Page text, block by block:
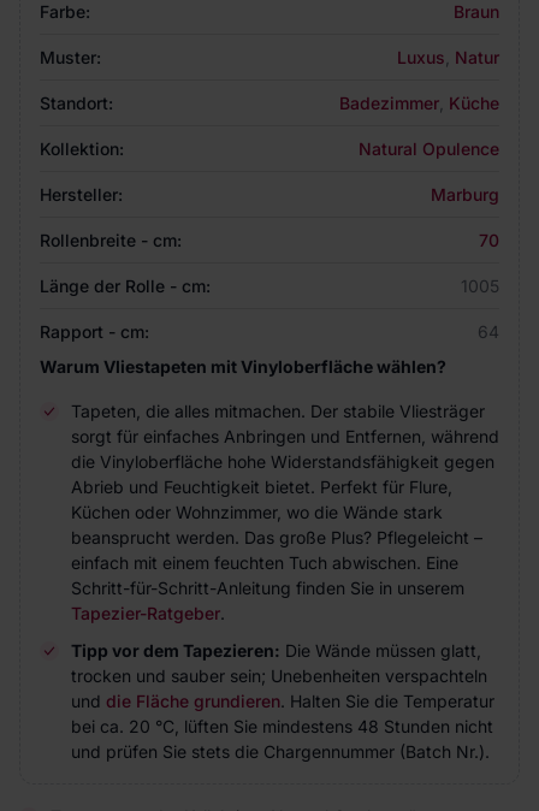
Farbe: Braun
Muster: Luxus Natur
Standort: Badezimmer Küche
Kollektion: Natural Opulence
Hersteller: Marburg
Rollenbreite - cm: 70
Länge der Rolle - cm: 1005
Rapport - cm:
64
Warum Vliestapeten mit Vinyloberfläche wählen?
Tapeten, die alles mitmachen. Der stabile Vliesträger
sorgt für einfaches Anbringen und Entfernen, während
die Vinyloberfläche hohe Widerstandsfähigkeit gegen
Abrieb und Feuchtigkeit bietet. Perfekt für Flure,
Küchen oder Wohnzimmer, wo die Wände stark
beansprucht werden. Das große Plus? Pflegeleicht –
einfach mit einem feuchten Tuch abwischen. Eine
Schritt-für-Schritt-Anleitung finden Sie in unserem
Tapezier-Ratgeber.
Tipp vor dem Tapezieren: Die Wände müssen glatt,
trocken und sauber sein; Unebenheiten verspachteln
und die Fläche grundieren. Halten Sie die Temperatur
bei ca. 20 °C, lüften Sie mindestens 48 Stunden nicht
und prüfen Sie stets die Chargennummer (Batch Nr.).